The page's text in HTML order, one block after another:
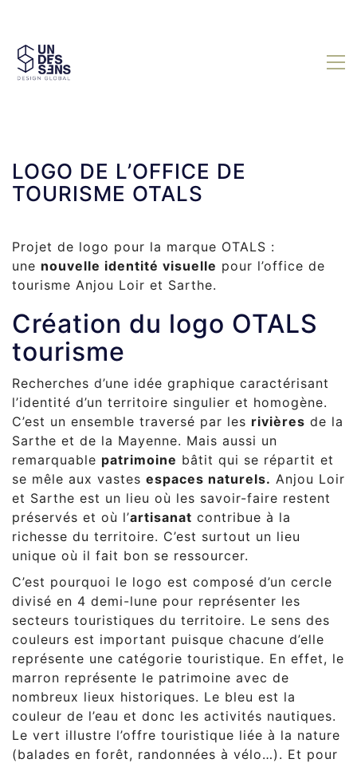
LOGO DE L’OFFICE DE
TOURISME OTALS
Projet de logo pour la marque OTALS :
une nouvelle identité visuelle pour l’office de
tourisme Anjou Loir et Sarthe.
Création du logo OTALS
tourisme
Recherches d’une idée graphique caractérisant
l’identité d’un territoire singulier et homogène.
C’est un ensemble traversé par les rivières de la
Sarthe et de la Mayenne. Mais aussi un
remarquable patrimoine bâtit qui se répartit et
se mêle aux vastes espaces naturels. Anjou Loir
et Sarthe est un lieu où les savoir-faire restent
préservés et où l’artisanat contribue à la
richesse du territoire. C’est surtout un lieu
unique où il fait bon se ressourcer.
C’est pourquoi le logo est composé d’un cercle
divisé en 4 demi-lune pour représenter les
secteurs touristiques du territoire. Le sens des
couleurs est important puisque chacune d’elle
représente une catégorie touristique. En effet, le
marron représente le patrimoine avec de
nombreux lieux historiques. Le bleu est la
couleur de l’eau et donc les activités nautiques.
Le vert illustre l’offre touristique liée à la nature
(balades en forêt, randonnées à vélo…). Et pour